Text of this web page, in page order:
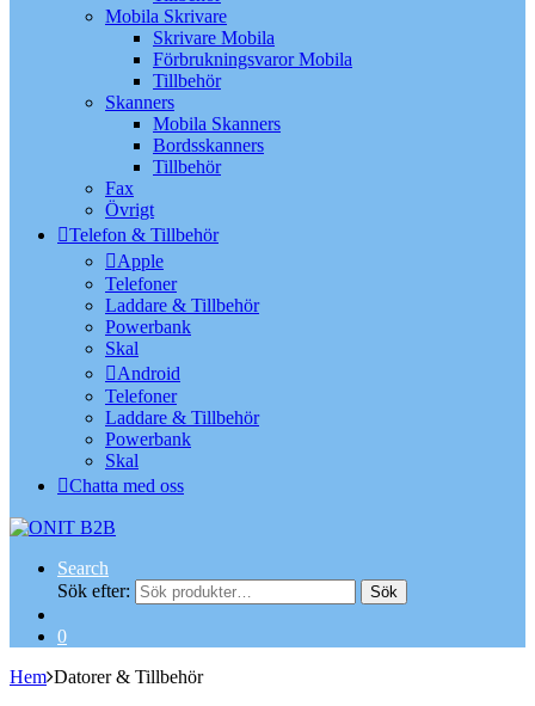
Mobila Skrivare
Skrivare Mobila
Förbrukningsvaror Mobila
Tillbehör
Skanners
Mobila Skanners
Bordsskanners
Tillbehör
Fax
Övrigt
Telefon & Tillbehör
Apple
Telefoner
Laddare & Tillbehör
Powerbank
Skal
Android
Telefoner
Laddare & Tillbehör
Powerbank
Skal
Chatta med oss
Search
Sök efter:
Sök
0
Hem Datorer & Tillbehör